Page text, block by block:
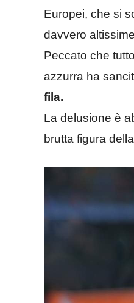
Europei, che si
davvero
Peccato che
azzurra ha
fila.
La delusione è
brutta figura